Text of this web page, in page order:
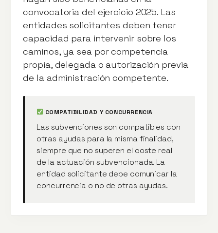
convocatoria del ejercicio 2025. Las
entidades solicitantes deben tener
capacidad para intervenir sobre los
caminos, ya sea por competencia
propia, delegada o autorización previa
de la administración competente.
COMPATIBILIDAD Y CONCURRENCIA
Las subvenciones son compatibles con
otras ayudas para la misma finalidad,
siempre que no superen el coste real
de la actuación subvencionada. La
entidad solicitante debe comunicar la
concurrencia o no de otras ayudas.